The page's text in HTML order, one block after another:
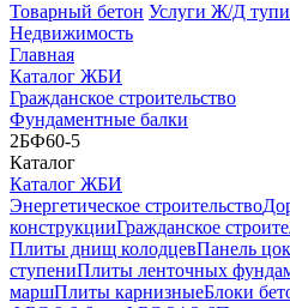
Товарный бетон Услуги Ж/Д
Недвижимость
Главная
Каталог ЖБИ
Гражданское строительство
Фундаментные балки
2БФ60-5
Каталог
Каталог ЖБИ
Энергетическое строительство
конструкцииГражданское
Плиты днищ колодцевПанель
ступениПлиты ленточных
маршПлиты карнизныеБлоки